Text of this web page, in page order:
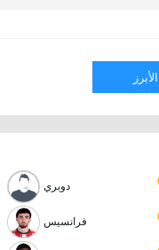
الأبرز
دوبري
فرانسيس